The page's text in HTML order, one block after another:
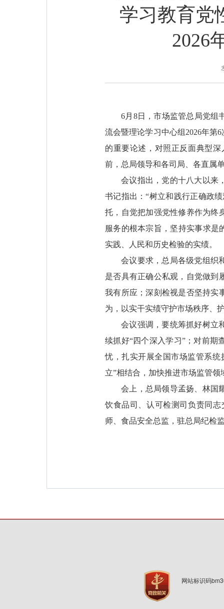
学习教育党
2026
6月8日，市场监管总局党组
流会暨理论学习中心组2026年第
的重要论述，对照正反面典型
前，总局领导和各司局、各直属
会议指出，党的十八大以来
书记指出：“树立和践行正确政
托，自觉把加强党性修养作为终
服务的根本宗旨，坚持实事求是
实践、人民和历史检验的实绩。
会议要求，总局各级党组织
是否具有正确公私观，自觉做到
我有所应；深刻检视是否坚持实
为，以实干实绩守护市场秩序、
会议强调，要统筹抓好树立
续抓好“四个深入学习”；对前期
忧，扎实开展全国市场监管系统
立”相结合，加快推进市场监管
会上，总局领导孟扬、林国
饮食品司、认可检测司负责同
师、食品安全总监，驻总局纪检
网站标识码